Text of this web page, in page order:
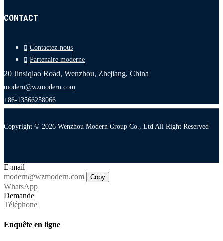
CONTACT
Contactez-nous
Partenaire moderne
20 Jinsiqiao Road, Wenzhou, Zhejiang, China
modern@wzmodern.com
+86-13566258066
Copyright © 2026 Wenzhou Modern Group Co., Ltd All Right Reserved
E-mail
modern@wzmodern.com
Copy
WhatsApp
Demande
Téléphone
Enquête en ligne